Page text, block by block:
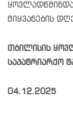
მიყვანების
თბილისის
საპატრიარქო
04.12.2025